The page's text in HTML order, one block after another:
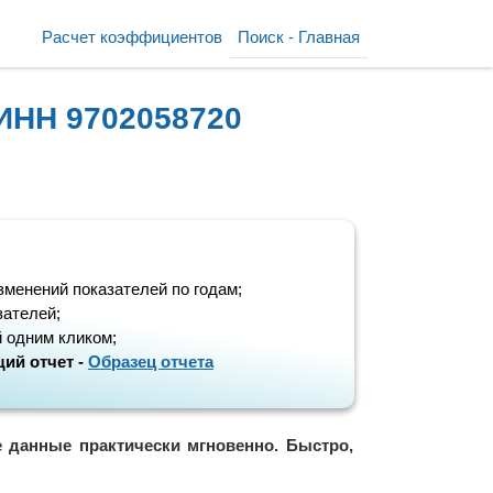
Поиск - Главная
Расчет коэффициентов
9702058720
показателей по годам;
одним кликом;
отчет - Образец отчета
практически мгновенно. Быстро,